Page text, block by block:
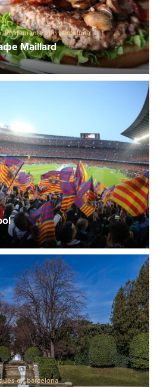
,Restaurantes en barcelona
Maillard
en barcelona